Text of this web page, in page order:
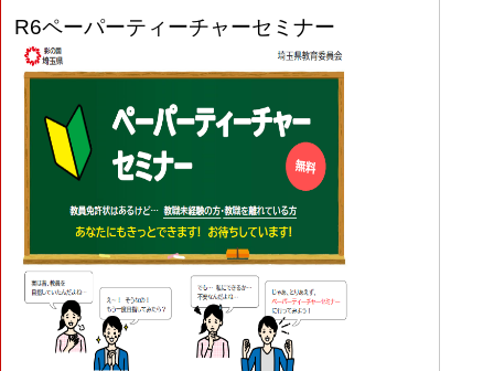
R6ペーパーティーチャーセミナー